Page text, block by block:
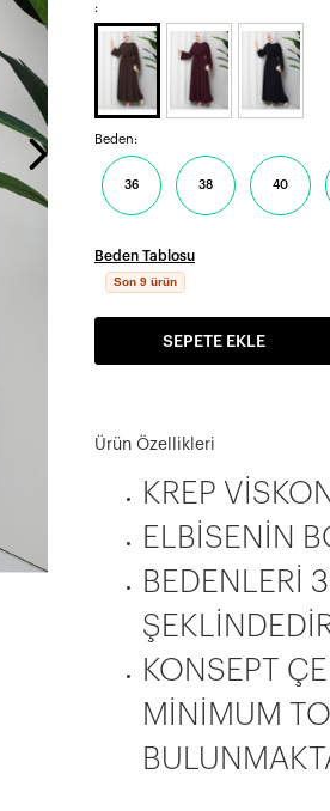
:
Beden:
36 38 40
Beden Tablosu
Son 9 ürün
SEPETE EKLE
Ürün Özellikleri
KREP
ELBİSENİN
BEDENLERİ
KONSEPT
MİNİMUM